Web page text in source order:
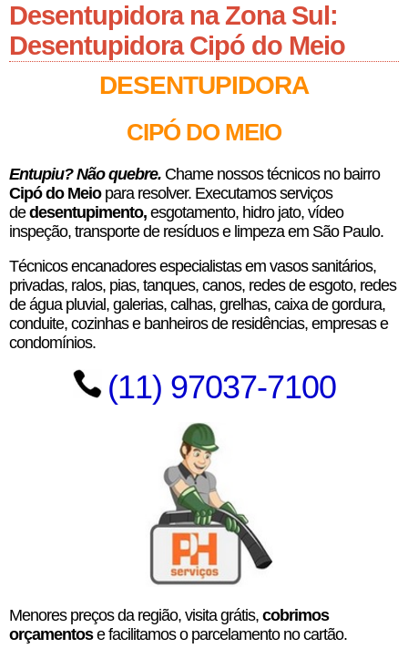
Desentupidora na Zona Sul:
Desentupidora Cipó do Meio
DESENTUPIDORA
CIPÓ DO MEIO
Entupiu? Não quebre. Chame nossos técnicos no bairro
Cipó do Meio para resolver. Executamos serviços
dedesentupimento, esgotamento, hidro jato, vídeo
inspeção, transporte de resíduos e limpeza em São Paulo.
Técnicos encanadores especialistas em vasos sanitários,
privadas, ralos, pias, tanques, canos, redes de esgoto, redes
de água pluvial, galerias, calhas, grelhas, caixa de gordura,
conduite, cozinhas e banheiros de residências, empresas e
condomínios.
(11) 97037-7100
Menores preços da região, visita grátis, cobrimos
orçamentose facilitamos o parcelamento no cartão.